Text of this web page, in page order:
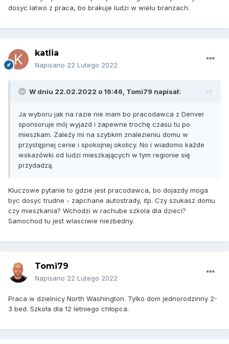
dosyc latwo z praca, bo brakuje ludzi w wielu branzach.
katlia
Napisano 22 Lutego 2022
W dniu 22.02.2022 o 16:46, Tomi79 napisał:
Ja wyboru jak na razie nie mam bo pracodawca z Denver
sponsoruje mój wyjazd i zapewne trochę czasu tu po
mieszkam. Zależy mi na szybkim znalezieniu domu w
przystępnej cenie i spokojnej okolicy. No i wiadomo każde
wskazówki od ludzi mieszkających w tym regionie się
przydadzą.
Kluczowe pytanie to gdzie jest pracodawca, bo dojazdy moga
byc dosyc trudne - zapchane autostrady, itp. Czy szukasz domu
czy mieszkania? Wchodzi w rachube szkola dla dzieci?
Samochod tu jest wlasciwie niezbedny.
Tomi79
Napisano 22 Lutego 2022
Praca w dzielnicy North Washington. Tylko dom jednorodzinny 2-
3 bed. Szkoła dla 12 letniego chłopca.